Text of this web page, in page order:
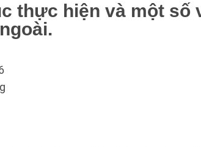
thực hiện và một số